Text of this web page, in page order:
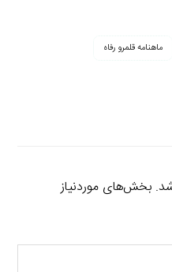
ماهنامه قلمرو رفاه
بخش‌های موردنیاز